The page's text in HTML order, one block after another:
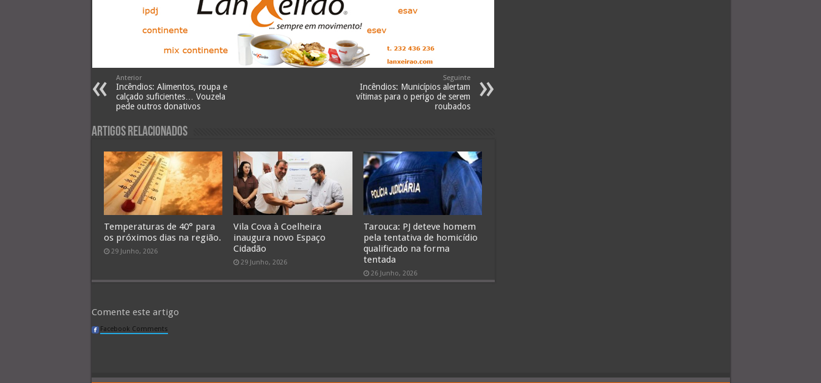
Anterior
Incêndios: Alimentos, roupa e
calçado suficientes… Vouzela
pede outros donativos
Seguinte
Incêndios: Municípios alertam
vítimas para o perigo de serem
roubados
Artigos Relacionados
Temperaturas de 40° para
os próximos dias na região.
29 Junho, 2026
Vila Cova à Coelheira
inaugura novo Espaço
Cidadão
29 Junho, 2026
Tarouca: PJ deteve homem
pela tentativa de homicídio
qualificado na forma
tentada
26 Junho, 2026
Comente este artigo
Facebook Comments